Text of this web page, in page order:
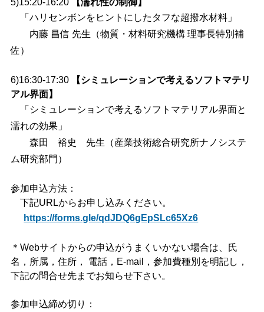
「ハリセンボンをヒントにしたタフな超撥水材料」
内藤 昌信 先生（物質・材料研究機構 理事長特別補
佐）
6)16:30-17:30
【シミュレーションで考えるソフトマテリ
アル界面】
「シミュレーションで考えるソフトマテリアル界面と
濡れの効果」
森田 裕史 先生（産業技術総合研究所ナノシステ
ム研究部門）
参加申込方法：
下記URLからお申し込みください。
https://forms.gle/qdJDQ6gEpSLc65Xz6
＊Webサイトからの申込がうまくいかない場合は、氏
名，所属，住所， 電話，E-mail，参加費種別を明記し，
下記の問合せ先までお知らせ下さい。
参加申込締め切り：